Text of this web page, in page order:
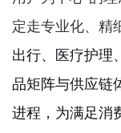
定走专业化、精
出行、医疗护理
品矩阵与供应链
进程，为满足消